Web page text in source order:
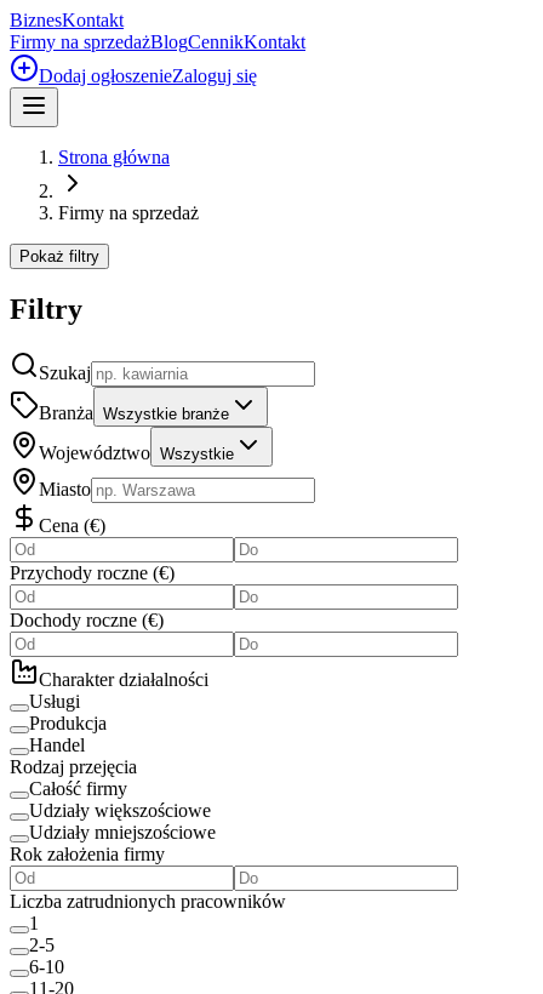
BiznesKontakt
Firmy na sprzedażBlogCennikKontakt
Dodaj ogłoszenieZaloguj się
Strona główna
Firmy na sprzedaż
Pokaż filtry
Filtry
Szukaj
Branża Wszystkie branże
Województwo Wszystkie
Miasto
Cena (€)
Przychody roczne (€)
Dochody roczne (€)
Charakter działalności
Usługi
Produkcja
Handel
Rodzaj przejęcia
Całość firmy
Udziały większościowe
Udziały mniejszościowe
Rok założenia firmy
Liczba zatrudnionych pracowników
1
2-5
6-10
11-20